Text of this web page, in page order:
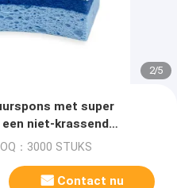
2/5
met super
niet-krassend
：3000 STUKS
Contact nu